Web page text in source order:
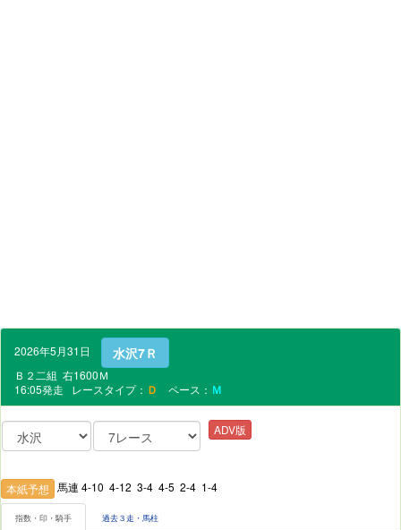
2026年5月31日 水沢7Ｒ
Ｂ２二組 右1600Ｍ
16:05発走 レースタイプ： Ｄ ペース： Ｍ
ADV版
本紙予想 馬連 4-10 4-12 3-4 4-5 2-4 1-4
指数・印・騎手 過去３走・馬柱